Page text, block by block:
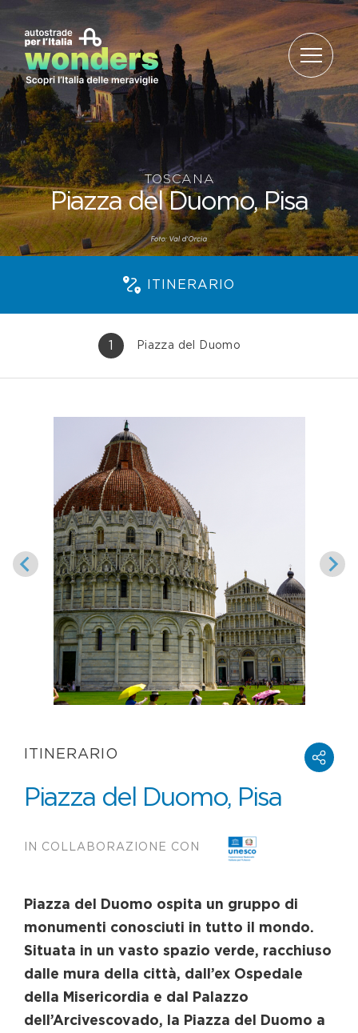
TOSCANA
Piazza del Duomo, Pisa
ITINERARIO
1 Piazza del Duomo
ITINERARIO
Piazza del Duomo, Pisa
IN COLLABORAZIONE CON
Piazza del Duomo ospita un gruppo di
monumenti conosciuti in tutto il mondo.
Situata in un vasto spazio verde, racchiuso
dalle mura della città, dall’ex Ospedale
della Misericordia e dal Palazzo
dell’Arcivescovado, la Piazza del Duomo a